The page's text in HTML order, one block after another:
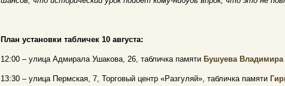
План установки табличек 10 августа:
12:00 – улица Адмирала Ушакова, 26, табличка памяти Бушуева Владимира
13:30 – улицаПермская, 7, Торговый центр «Разгуляй», табличка памяти